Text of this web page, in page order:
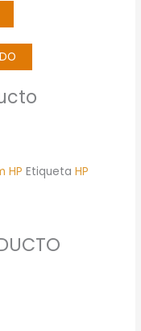
HP Etiqueta HP